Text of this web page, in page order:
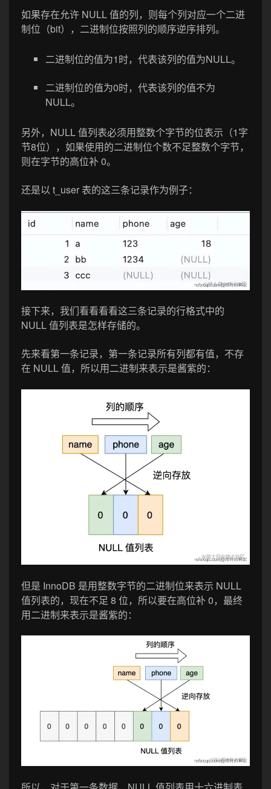
如果存在允许 NULL 值的列，则每个列对应一个二进
制位（bit），二进制位按照列的顺序逆序排列。
二进制位的值为1时，代表该列的值为NULL。
二进制位的值为0时，代表该列的值不为
NULL。
另外，NULL 值列表必须用整数个字节的位表示（1字
节8位），如果使用的二进制位个数不足整数个字节，
则在字节的高位补 0。
还是以 t_user 表的这三条记录作为例子：
接下来，我们看看看看这三条记录的行格式中的
NULL 值列表是怎样存储的。
先来看第一条记录，第一条记录所有列都有值，不存
在 NULL 值，所以用二进制来表示是酱紫的：
但是 InnoDB 是用整数字节的二进制位来表示 NULL
值列表的，现在不足 8 位，所以要在高位补 0，最终
用二进制来表示是酱紫的：